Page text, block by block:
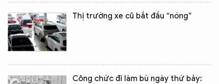
Thị trường xe cũ bắt đầu “nóng”
Công chức đi làm bù ngày thứ bảy: